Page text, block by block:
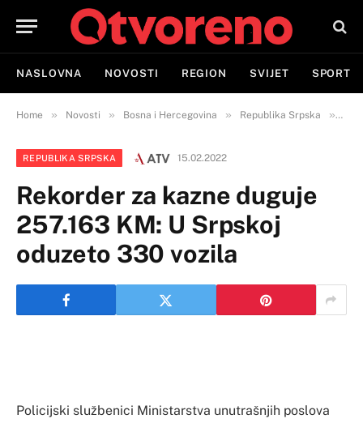
NASLOVNA NOVOSTI REGION SVIJET SPORT
Home » Novosti » Bosna i Hercegovina » Republika Srpska »
REPUBLIKA SRPSKA 15.02.2022
Rekorder za kazne duguje
257.163 KM: U Srpskoj
oduzeto 330 vozila
Policijski službenici Ministarstva unutrašnjih poslova